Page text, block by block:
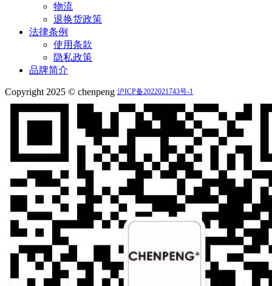
物流
退换货政策
法律条例
使用条款
隐私政策
品牌简介
Copyright 2025 © chenpeng 沪ICP备2022021743号-1